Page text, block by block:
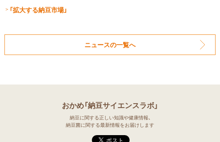
＞ 「拡大する納豆市場」
ニュースの一覧へ
おかめ「納豆サイエンスラボ」
納豆に関する正しい知識や健康情報、
納豆菌に関する最新情報をお届けします